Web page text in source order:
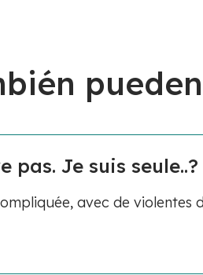
Je suis seule..?
avec de violentes